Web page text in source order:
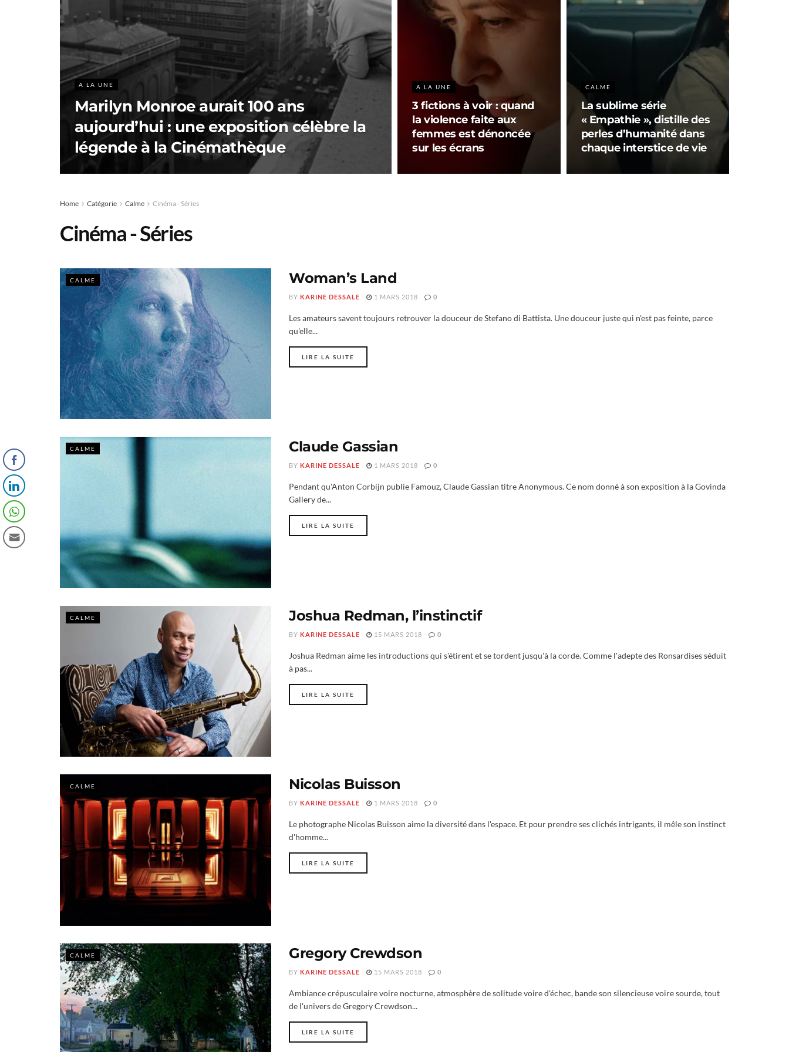
A LA UNE
Marilyn Monroe aurait 100 ans
aujourd’hui : une exposition célèbre la
légende à la Cinémathèque
A LA UNE
3 fictions à voir : quand
la violence faite aux
femmes est dénoncée
sur les écrans
CALME
La sublime série
« Empathie », distille des
perles d’humanité dans
chaque interstice de vie
Home Catégorie Calme Cinéma - Séries
Cinéma - Séries
CALME Woman’s Land
BY KARINE DESSALE 1 MARS 2018 0
Les amateurs savent toujours retrouver la douceur de Stefano di Battista. Une douceur juste qui n'est pas feinte, parce
qu'elle...
LIRE LA SUITE
CALME Claude Gassian
BY KARINE DESSALE 1 MARS 2018 0
Pendant qu'Anton Corbijn publie Famouz, Claude Gassian titre Anonymous. Ce nom donné à son exposition à la Govinda
Gallery de...
LIRE LA SUITE
CALME Joshua Redman, l’instinctif
BY KARINE DESSALE 15 MARS 2018 0
Joshua Redman aime les introductions qui s'étirent et se tordent jusqu'à la corde. Comme l'adepte des Ronsardises séduit
à pas...
LIRE LA SUITE
CALME Nicolas Buisson
BY KARINE DESSALE 1 MARS 2018 0
Le photographe Nicolas Buisson aime la diversité dans l'espace. Et pour prendre ses clichés intrigants, il mêle son instinct
d'homme...
LIRE LA SUITE
CALME Gregory Crewdson
BY KARINE DESSALE 15 MARS 2018 0
Ambiance crépusculaire voire nocturne, atmosphère de solitude voire d'échec, bande son silencieuse voire sourde, tout
de l'univers de Gregory Crewdson...
LIRE LA SUITE